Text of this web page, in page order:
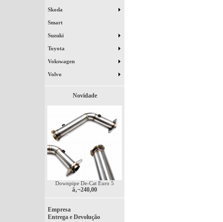
Skoda
Smart
Suzuki
Toyota
Vokswagen
Volvo
Novidade
Downpipe De-Cat Euro 5
â‚¬240,00
Empresa
Entrega e Devolução